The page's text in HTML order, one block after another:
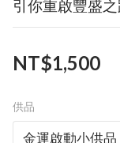
引你重啟豐盛之
NT$1,500
供品